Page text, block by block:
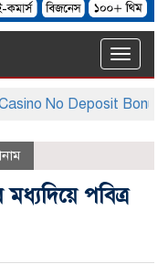
Toggle
No Deposit Bonus
মধ্যদিয়ে পবিত্র